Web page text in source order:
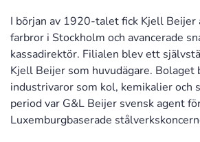
I början av 1920-talet fick Kjell Beijer
farbror i Stockholm och avancerade
kassadirektör. Filialen blev ett
Kjell Beijer som huvudägare. Bolaget
industrivaror som kol, kemikalier och
period var G&L Beijer svensk agent
Luxemburgbaserade